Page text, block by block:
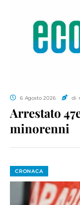
6 Agosto 2026 di
Arrestato
minorenni
CRONACA